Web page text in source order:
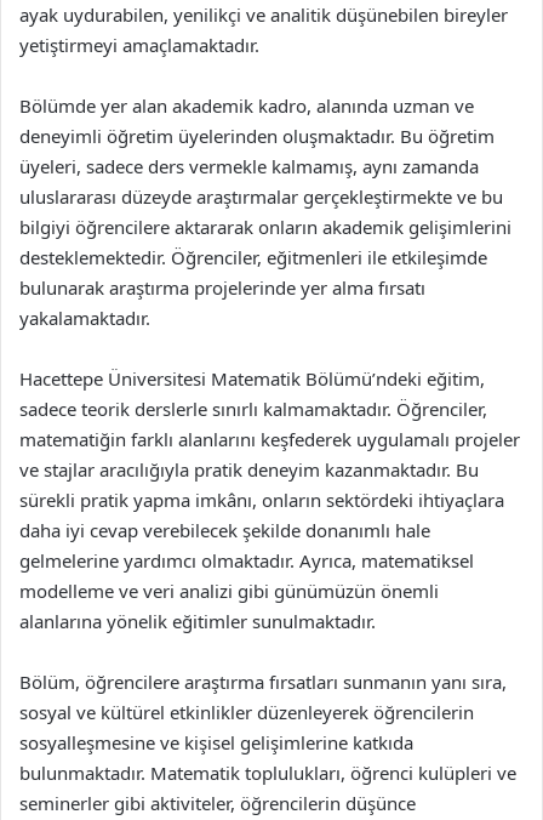
ayak uydurabilen, yenilikçi ve analitik düşünebilen bireyler
yetiştirmeyi amaçlamaktadır.
Bölümde yer alan akademik kadro, alanında uzman ve
deneyimli öğretim üyelerinden oluşmaktadır. Bu öğretim
üyeleri, sadece ders vermekle kalmamış, aynı zamanda
uluslararası düzeyde araştırmalar gerçekleştirmekte ve bu
bilgiyi öğrencilere aktararak onların akademik gelişimlerini
desteklemektedir. Öğrenciler, eğitmenleri ile etkileşimde
bulunarak araştırma projelerinde yer alma fırsatı
yakalamaktadır.
Hacettepe Üniversitesi Matematik Bölümü’ndeki eğitim,
sadece teorik derslerle sınırlı kalmamaktadır. Öğrenciler,
matematiğin farklı alanlarını keşfederek uygulamalı projeler
ve stajlar aracılığıyla pratik deneyim kazanmaktadır. Bu
sürekli pratik yapma imkânı, onların sektördeki ihtiyaçlara
daha iyi cevap verebilecek şekilde donanımlı hale
gelmelerine yardımcı olmaktadır. Ayrıca, matematiksel
modelleme ve veri analizi gibi günümüzün önemli
alanlarına yönelik eğitimler sunulmaktadır.
Bölüm, öğrencilere araştırma fırsatları sunmanın yanı sıra,
sosyal ve kültürel etkinlikler düzenleyerek öğrencilerin
sosyalleşmesine ve kişisel gelişimlerine katkıda
bulunmaktadır. Matematik toplulukları, öğrenci kulüpleri ve
seminerler gibi aktiviteler, öğrencilerin düşünce